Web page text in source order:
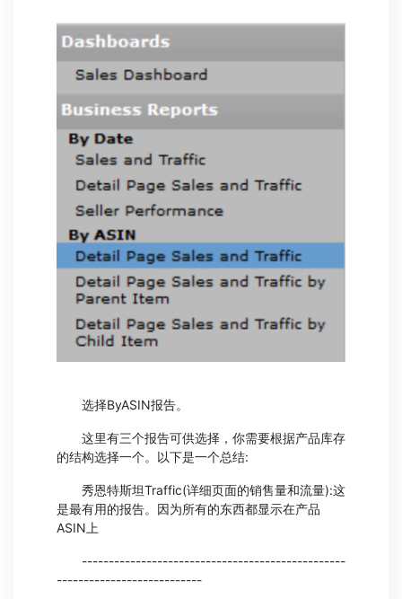
选择ByASIN报告。
这里有三个报告可供选择，你需要根据产品库存
的结构选择一个。以下是一个总结:
秀恩特斯坦Traffic(详细页面的销售量和流量):这
是最有用的报告。因为所有的东西都显示在产品
ASIN上
-------------------------------------------------
---------------------------